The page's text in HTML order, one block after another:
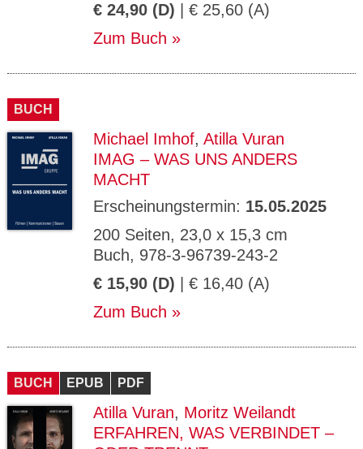
€ 24,90 (D) | € 25,60 (A)
Zum Buch
BUCH
Michael Imhof, Atilla Vuran
IMAG – WAS UNS ANDERS
MACHT
Erscheinungstermin: 15.05.2025
200 Seiten, 23,0 x 15,3 cm
Buch, 978-3-96739-243-2
€ 15,90 (D) | € 16,40 (A)
Zum Buch
BUCH EPUB PDF
Atilla Vuran, Moritz Weilandt
ERFAHREN, WAS VERBINDET –